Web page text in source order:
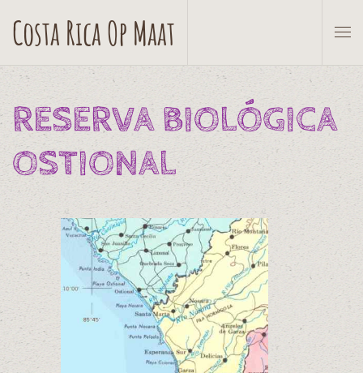
Skip to main content
Costa Rica Op Maat
RESERVA BIOLÓGICA
OSTIONAL